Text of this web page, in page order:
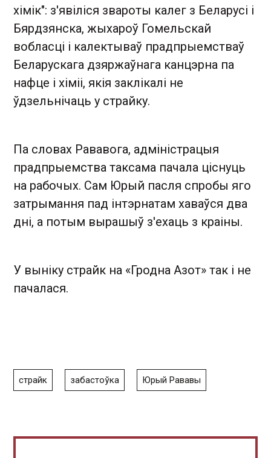
хімік": з'явіліся звароты калег з Беларусі і
Бярдзянска, жыхароў Гомельскай
вобласці і калектываў прадпрыемстваў
Беларускага дзяржаўнага канцэрна па
нафце і хіміі, якія заклікалі не
ўдзельнічаць у страйку.
Па словах Рававога, адміністрацыя
прадпрыемства таксама пачала ціснуць
на рабочых. Сам Юрый пасля спробы яго
затрымання пад інтэрнатам хаваўся два
дні, а потым вырашыў з'ехаць з краіны.
У выніку страйк на «Гродна Азот» так і не
пачалася.
страйк забастоўка Юрый Рававы